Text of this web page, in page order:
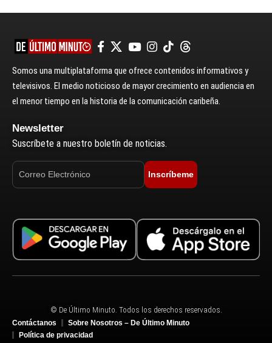
Somos una multiplataforma que ofrece contenidos informativos y
televisivos. El medio noticioso de mayor crecimiento en audiencia en
el menor tiempo en la historia de la comunicación caribeña.
Newsletter
Suscríbete a nuestro boletín de noticias.
Inscríbeme
© De Último Minuto. Todos los derechos reservados.
Contáctanos
Sobre Nosotros – De Último Minuto
Política de privacidad